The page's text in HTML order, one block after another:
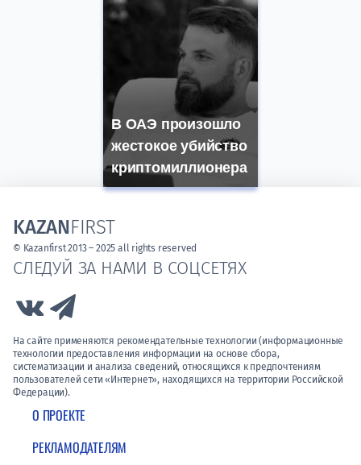
В ОАЭ произошло
жестокое убийство
криптомиллионера
О ПРОЕКТЕ
РЕКЛАМОДАТЕЛЯМ
СЛЕДУЙ ЗА НАМИ В СОЦСЕТЯХ
Link to Vk
На сайте применяются рекомендательные технологии (информационные
технологии предоставления информации на основе сбора,
систематизации и анализа сведений, относящихся к предпочтениям
пользователей сети «Интернет», находящихся на территории Российской
Федерации).
KAZANFIRST
© Kazanfirst 2013 – 2025 all rights reserved